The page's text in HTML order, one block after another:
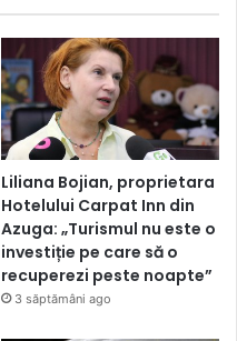
Liliana Bojian, proprietara
Hotelului Carpat Inn din
Azuga: „Turismul nu este o
investiție pe care să o
recuperezi peste noapte”
3 săptămâni ago